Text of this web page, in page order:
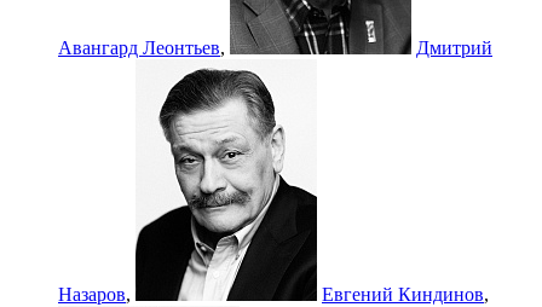
Авангард Леонтьев, Дмитрий
Назаров, Евгений Киндинов,